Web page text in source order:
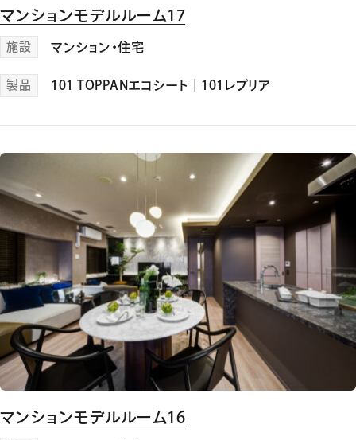
マンションモデルルーム17
施設 マンション・住宅
製品 101 TOPPANエコシート 101レプリア
マンションモデルルーム16